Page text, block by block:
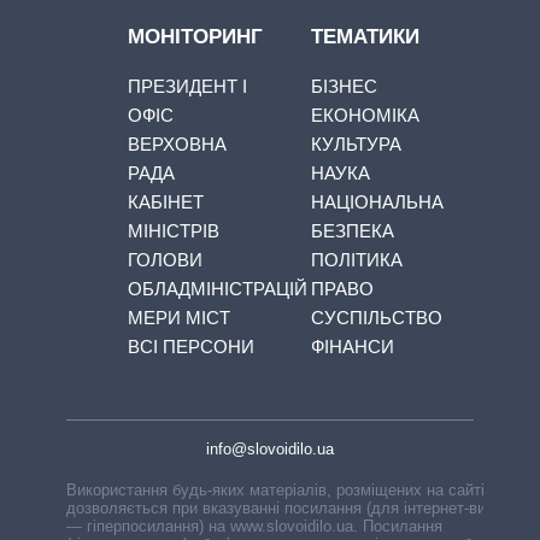
МОНІТОРИНГ
ПРЕЗИДЕНТ І
ОФІС
ВЕРХОВНА
РАДА
КАБІНЕТ
МІНІСТРІВ
ГОЛОВИ
ОБЛАДМІНІСТРАЦІЙ
МЕРИ МІСТ
ВСІ ПЕРСОНИ
ТЕМАТИКИ
БІЗНЕС
ЕКОНОМІКА
КУЛЬТУРА
НАУКА
НАЦІОНАЛЬНА
БЕЗПЕКА
ПОЛІТИКА
ПРАВО
СУСПІЛЬСТВО
ФІНАНСИ
info@slovoidilo.ua
Використання будь-яких матеріалів, розміщених на сайті,
дозволяється при вказуванні посилання (для інтернет-видань
— гіперпосилання) на www.slovoidilo.ua. Посилання